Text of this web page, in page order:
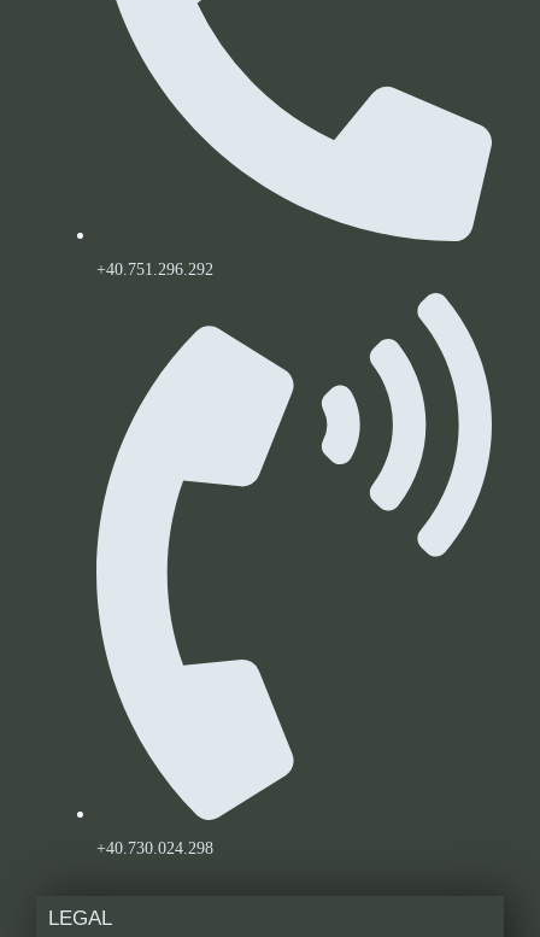
+40.751.296.292
+40.730.024.298
LEGAL